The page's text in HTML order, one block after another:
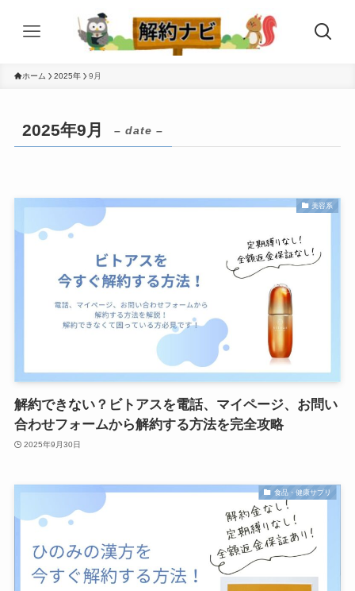
ホーム 2025年 9月
2025年9月 – date –
美容系
解約できない？ビトアスを電話、マイページ、お問い
合わせフォームから解約する方法を完全攻略
2025年9月30日
食品・健康サプリ